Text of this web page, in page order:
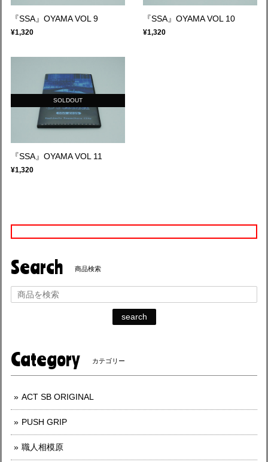
『SSA』OYAMA VOL 9
¥1,320
『SSA』OYAMA VOL 10
¥1,320
SOLDOUT
『SSA』OYAMA VOL 11
¥1,320
Search 商品検索
search
Category カテゴリー
ACT SB ORIGINAL
PUSH GRIP
職人相模原